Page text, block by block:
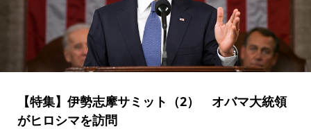
【特集】伊勢志摩サミット（2） オバマ大統領
がヒロシマを訪問